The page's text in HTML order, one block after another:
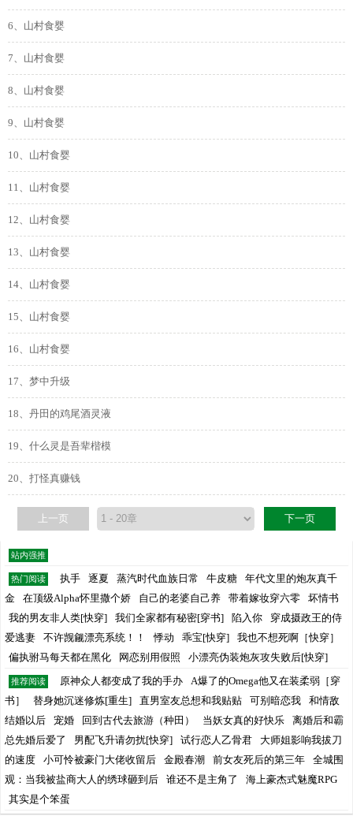
6、山村食婴
7、山村食婴
8、山村食婴
9、山村食婴
10、山村食婴
11、山村食婴
12、山村食婴
13、山村食婴
14、山村食婴
15、山村食婴
16、山村食婴
17、梦中升级
18、丹田的鸡尾酒灵液
19、什么灵是吾辈楷模
20、打怪真赚钱
上一页 下一页
站内强推
热门阅读 执手 逐夏 蒸汽时代血族日常 牛皮糖
年代文里的炮灰真千
金
在顶级Alpha怀里撒个娇 自己的老婆自己养 带着嫁妆穿六零
坏情书
我的男友非人类[快穿]
我们全家都有秘密[穿书] 陷入你
穿成摄政王的侍
爱逃妻
不许觊觎漂亮系统！！ 悸动 乖宝[快穿]
我也不想死啊［快穿］
偏执驸马每天都在黑化
网恋别用假照 小漂亮伪装炮灰攻失败后[快穿]
推荐阅读 原神众人都变成了我的手办
A爆了的Omega他又在装柔弱［穿
书］
替身她沉迷修炼[重生] 直男室友总想和我贴贴 可别暗恋我
和情敌
结婚以后
宠婚 回到古代去旅游（种田） 当妖女真的好快乐
离婚后和霸
总先婚后爱了
男配飞升请勿扰[快穿] 试行恋人乙骨君
大师姐影响我拔刀
的速度
小可怜被豪门大佬收留后 金殿春潮 前女友死后的第三年
全城围
观：当我被盐商大人的绣球砸到后
谁还不是主角了
海上豪杰式魅魔RPG
其实是个笨蛋